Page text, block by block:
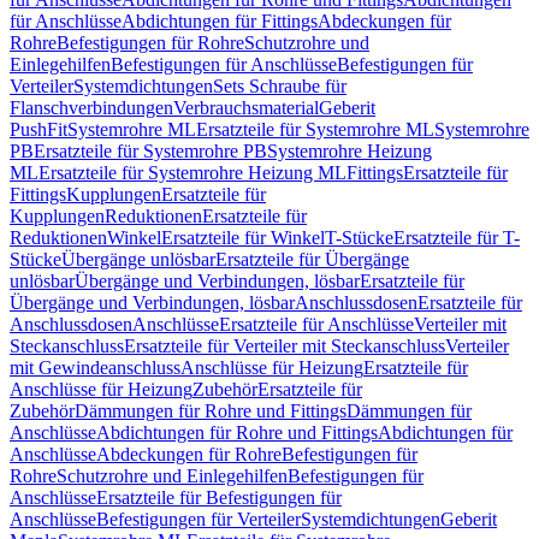
für AnschlüsseAbdichtungen für FittingsAbdeckungen für
RohreBefestigungen für RohreSchutzrohre und
EinlegehilfenBefestigungen für AnschlüsseBefestigungen für
VerteilerSystemdichtungenSets Schraube für
FlanschverbindungenVerbrauchsmaterialGeberit
PushFitSystemrohre MLErsatzteile für Systemrohre MLSystemrohre
PBErsatzteile für Systemrohre PBSystemrohre Heizung
MLErsatzteile für Systemrohre Heizung MLFittingsErsatzteile für
FittingsKupplungenErsatzteile für
KupplungenReduktionenErsatzteile für
ReduktionenWinkelErsatzteile für WinkelT-StückeErsatzteile für T-
StückeÜbergänge unlösbarErsatzteile für Übergänge
unlösbarÜbergänge und Verbindungen, lösbarErsatzteile für
Übergänge und Verbindungen, lösbarAnschlussdosenErsatzteile für
AnschlussdosenAnschlüsseErsatzteile für AnschlüsseVerteiler mit
SteckanschlussErsatzteile für Verteiler mit SteckanschlussVerteiler
mit GewindeanschlussAnschlüsse für HeizungErsatzteile für
Anschlüsse für HeizungZubehörErsatzteile für
ZubehörDämmungen für Rohre und FittingsDämmungen für
AnschlüsseAbdichtungen für Rohre und FittingsAbdichtungen für
AnschlüsseAbdeckungen für RohreBefestigungen für
RohreSchutzrohre und EinlegehilfenBefestigungen für
AnschlüsseErsatzteile für Befestigungen für
AnschlüsseBefestigungen für VerteilerSystemdichtungenGeberit